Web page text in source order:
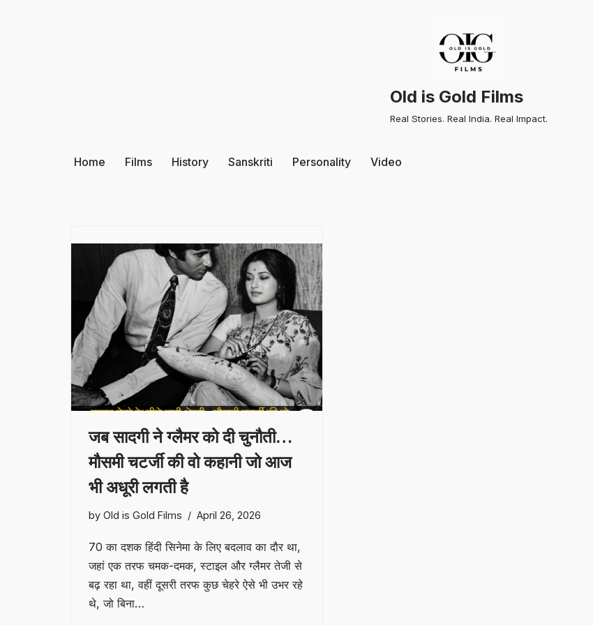
Old is Gold Films
Real Stories. Real India. Real Impact.
Home Films History Sanskriti Personality Video
जब सादगी ने ग्लैमर को दी चुनौती…
मौसमी चटर्जी की वो कहानी जो आज
भी अधूरी लगती है
by Old is Gold Films April 26, 2026
70 का दशक हिंदी सिनेमा के लिए बदलाव का दौर था,
जहां एक तरफ चमक-दमक, स्टाइल और ग्लैमर तेजी से
बढ़ रहा था, वहीं दूसरी तरफ कुछ चेहरे ऐसे भी उभर रहे
थे, जो बिना…